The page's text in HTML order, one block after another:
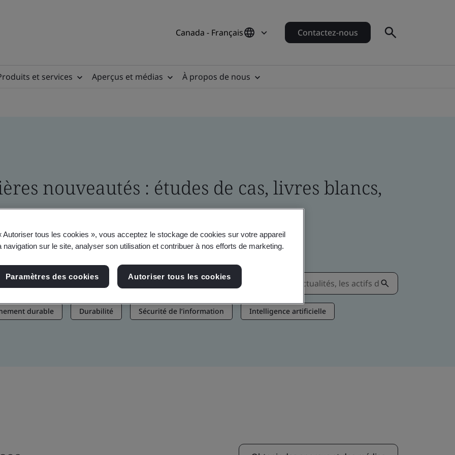
Canada - Français Contactez-nous
et services Aperçus et médias À propos de nous
nouveautés : études de cas, livres blancs,
actualités et actifs de marque.
durable Durabilité Sécurité de l’information Intelligence artificielle
Autoriser tous les cookies », vous acceptez le stockage de cookies sur votre appareil
navigation sur le site, analyser son utilisation et contribuer à nos efforts de marketing.
Paramètres des cookies Autoriser tous les cookies